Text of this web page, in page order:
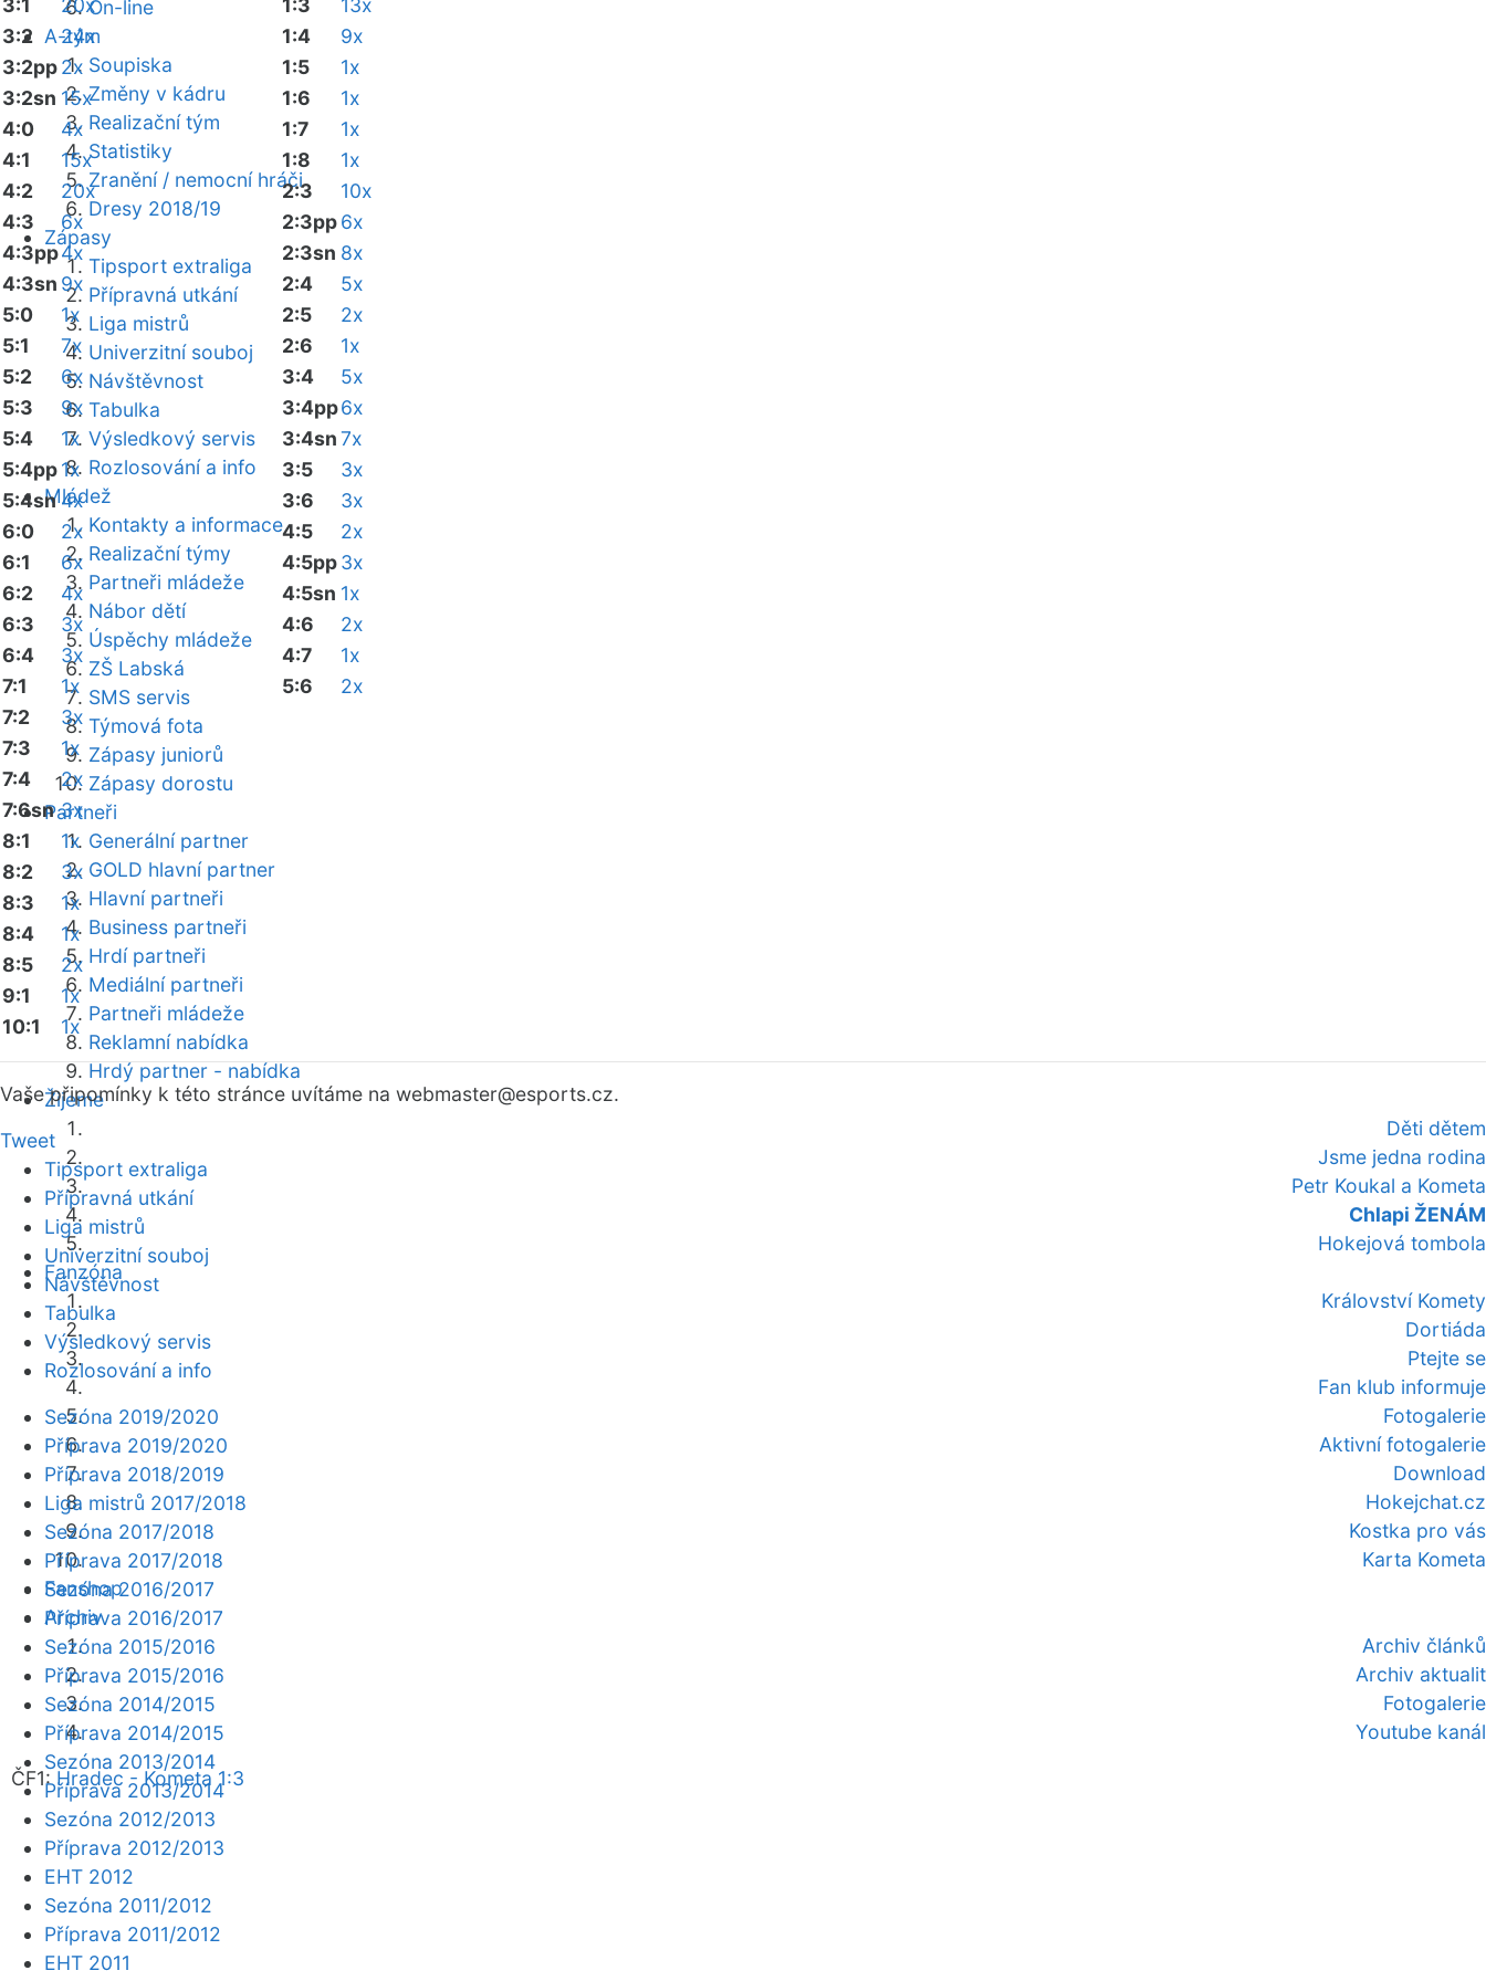
On-line
A-tým
Soupiska
Změny v kádru
Realizační tým
Statistiky
Zranění / nemocní hráči
Dresy 2018/19
Zápasy
Tipsport extraliga
Přípravná utkání
Liga mistrů
Univerzitní souboj
Návštěvnost
Tabulka
Výsledkový servis
Rozlosování a info
Mládež
Kontakty a informace
Realizační týmy
Partneři mládeže
Nábor dětí
Úspěchy mládeže
ZŠ Labská
SMS servis
Týmová fota
Zápasy juniorů
Zápasy dorostu
Partneři
Generální partner
GOLD hlavní partner
Hlavní partneři
Business partneři
Hrdí partneři
Mediální partneři
Partneři mládeže
Reklamní nabídka
Hrdý partner - nabídka
Žijeme
Děti dětem
Jsme jedna rodina
Petr Koukal a Kometa
Chlapi ŽENÁM
Hokejová tombola
Fanzóna
Království Komety
Dortiáda
Ptejte se
Fan klub informuje
Fotogalerie
Aktivní fotogalerie
Download
Hokejchat.cz
Kostka pro vás
Karta Kometa
Fanshop
Archiv
Archiv článků
Archiv aktualit
Fotogalerie
Youtube kanál
ČF1:Hradec - Kometa 1:3
3:1
20x
3:2
24x
3:2pp2x
3:2sn 15x
4:0
4x
4:1
15x
4:2
20x
4:3
6x
4:3pp4x
4:3sn 9x
5:0
1x
5:1
7x
5:2
6x
5:3
9x
5:4
1x
5:4pp1x
5:4sn 4x
6:0
2x
6:1
6x
6:2
4x
6:3
3x
6:4
3x
7:1
1x
7:2
3x
7:3
1x
7:4
2x
7:6sn 3x
8:1
1x
8:2
3x
8:3
1x
8:4
1x
8:5
2x
9:1
1x
10:1
1x
1:3
13x
1:4
9x
1:5
1x
1:6
1x
1:7
1x
1:8
1x
2:3
10x
2:3pp6x
2:3sn 8x
2:4
5x
2:5
2x
2:6
1x
3:4
5x
3:4pp6x
3:4sn7x
3:5
3x
3:6
3x
4:5
2x
4:5pp3x
4:5sn 1x
4:6
2x
4:7
1x
5:6
2x
Vaše připomínky k této stránce uvítáme na webmaster@esports.cz.
Tweet
Tipsport extraliga
Přípravná utkání
Liga mistrů
Univerzitní souboj
Návštěvnost
Tabulka
Výsledkový servis
Rozlosování a info
Sezóna 2019/2020
Příprava 2019/2020
Příprava 2018/2019
Liga mistrů 2017/2018
Sezóna 2017/2018
Příprava 2017/2018
Sezóna 2016/2017
Příprava 2016/2017
Sezóna 2015/2016
Příprava 2015/2016
Sezóna 2014/2015
Příprava 2014/2015
Sezóna 2013/2014
Příprava 2013/2014
Sezóna 2012/2013
Příprava 2012/2013
EHT 2012
Sezóna 2011/2012
Příprava 2011/2012
EHT 2011